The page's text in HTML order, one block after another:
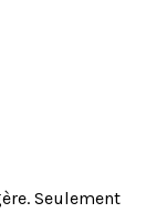
Seulement